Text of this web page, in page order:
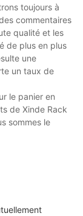
toujours à
commentaires
qualité et les
de plus en plus
une
un taux de
le panier en
de Xinde Rack
sommes le